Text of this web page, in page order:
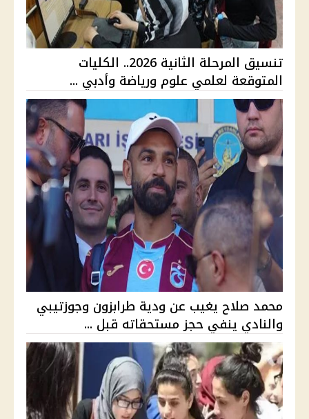
تنسيق المرحلة الثانية 2026.. الكليات
المتوقعة لعلمي علوم ورياضة وأدبي ...
محمد صلاح يغيب عن ودية طرابزون وجوزتيبي
والنادي ينفي حجز مستحقاته قبل ...